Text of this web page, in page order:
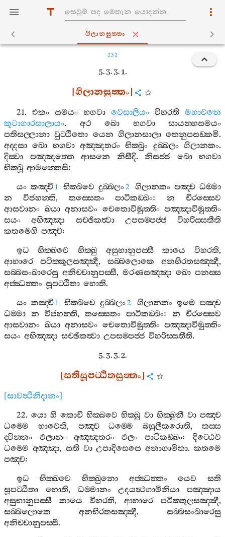
ගිලානසුත‍්තං
232
5. 3. 3. 1.
[ගිලානසුත‍්තං]
21. එකං සමයං භගවා වෙසාලියං විහරති
මහාවනෙ
කූටාගාරසාලායං. අථ ඛො භගවා
සායන‍්හසමයං
පතිසල‍්ලානා වුට‍්ඨිතො යෙන ගිලානසාලා තෙනුපසඞ‍්කමි.
අද‍්දසා ඛො භගවා අඤ‍්ඤතරං භික‍්ඛුං දුබ‍්බලං ගිලානකං.
දිස‍්වා
පඤ‍්ඤත‍්තෙ ආසනෙ නිසීදි. නිසජ‍්ජ ඛො
භගවා
භික‍්ඛූ ආමන‍්තෙසි:
යං කඤ‍්චි 1 භික‍්ඛවෙ දුබ‍්බලං2 ගිලානකං පඤ‍්ච ධම‍්මා
න
විජහන‍්ති, තස‍්සෙතං පාටිකඞ‍්ඛං:න
චිරස‍්සෙව
ආසවානං ඛයා අනාසවං චෙතොවිමුත‍්තිං පඤ‍්ඤාවිමුත‍්තිං
සයං
අභිඤ‍්ඤා සච‍්ඡිකත්‍වා උපසම‍්පජ‍්ජ
විහරිස‍්සතීති
කතමෙහි පඤ‍්ච:
ඉධ
භික‍්ඛවෙ භික‍්ඛු අසුභානුපස‍්සී කායෙ විහරති,
ආහාරෙ
පටික‍්කූලසඤ‍්ඤී, සබ‍්බලොකෙ අනභිරතසඤ‍්ඤී,
සබ‍්බසංඛාරෙසු අනිච‍්චානුපස‍්සී, මරණසඤ‍්ඤා ඛො පනස‍්ස
අජ‍්ඣත‍්තං සූපට‍්ඨිතා හොති.
යං කඤ‍්චි 1 භික‍්ඛවෙ දුබ‍්බලං2 ගිලානකං ඉමෙ පඤ‍්ච
ධම‍්මා න විජහන‍්ති, තස‍්සෙතං පාටිකඞ‍්ඛං: න
චිරස‍්සෙව
ආසවානං ඛයා අනාසවං චෙතොවිමුත‍්තිං පඤ‍්ඤාවිමුත‍්තිං
සයං අභිඤ‍්ඤා සච‍්ඡිකත්‍වා උපසම‍්පජ‍්ජ විහරිස‍්සතීති.
5. 3. 3. 2.
[සතිසූපට‍්ඨිතසුත‍්තං]
[සාවත්‍ථිනිදානං]
22. යො හි කොචි භික‍්ඛවෙ භික‍්ඛු වා භික‍්ඛුනී වා පඤ‍්ච
ධම‍්මෙ
භාවෙති, පඤ‍්ච ධම‍්මෙ බහුලීකරොති,තස‍්ස
ද‍්වින‍්නං
ඵලානං අඤ‍්ඤතරං ඵලං පාටිකඞ‍්ඛං:දිට‍්ඨෙව
ධම‍්මෙ අඤ‍්ඤා, සති වා උපාදිසෙසෙ අනාගාමිතා.කතමෙ
පඤ‍්ච:
ඉධ
භික‍්ඛවෙ භික‍්ඛුනො අජ‍්ඣත‍්තං යෙව
සති
සූපට‍්ඨිතා
හොති, ධම‍්මානං උදයත්‍ථගාමිනියා
පඤ‍්ඤාය
අසුභානුපස‍්සී
කායෙ විහරති, ආහාරෙ පටික‍්කූලසඤ‍්ඤී,
සබ‍්බලොකෙ
අනභිරතසඤ‍්ඤී, සබ‍්බසංඛාරෙසු
අනිච‍්චානුපස‍්සී.